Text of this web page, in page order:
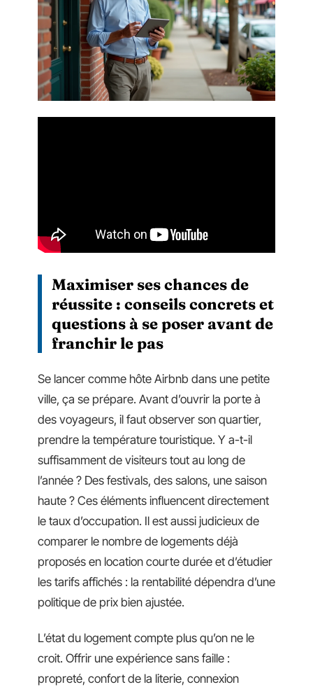
Maximiser ses chances de
réussite : conseils concrets et
questions à se poser avant de
franchir le pas
Se lancer comme hôte Airbnb dans une petite
ville, ça se prépare. Avant d’ouvrir la porte à
des voyageurs, il faut observer son quartier,
prendre la température touristique. Y a-t-il
suffisamment de visiteurs tout au long de
l’année ? Des festivals, des salons, une saison
haute ? Ces éléments influencent directement
le taux d’occupation. Il est aussi judicieux de
comparer le nombre de logements déjà
proposés en location courte durée et d’étudier
les tarifs affichés : la rentabilité dépendra d’une
politique de prix bien ajustée.
L’état du logement compte plus qu’on ne le
croit. Offrir une expérience sans faille :
propreté, confort de la literie, connexion